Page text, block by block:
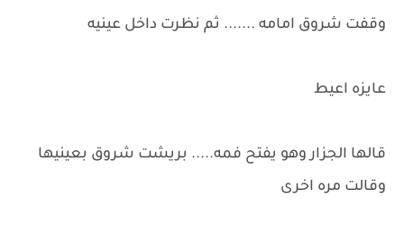
وقفت شروق امامه ....... ثم نظرت داخل عينيه
عايزه اعيط
قالها الجزار وهو يفتح فمه..... بريشت شروق بعينيها
وقالت مره اخرى